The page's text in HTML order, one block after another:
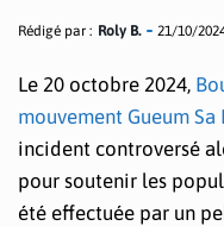
Rédigé par : Roly B. 21/10/
Le 20 octobre 2024,
mouvement Gueum Sa
incident controversé
pour soutenir les
été effectuée par un